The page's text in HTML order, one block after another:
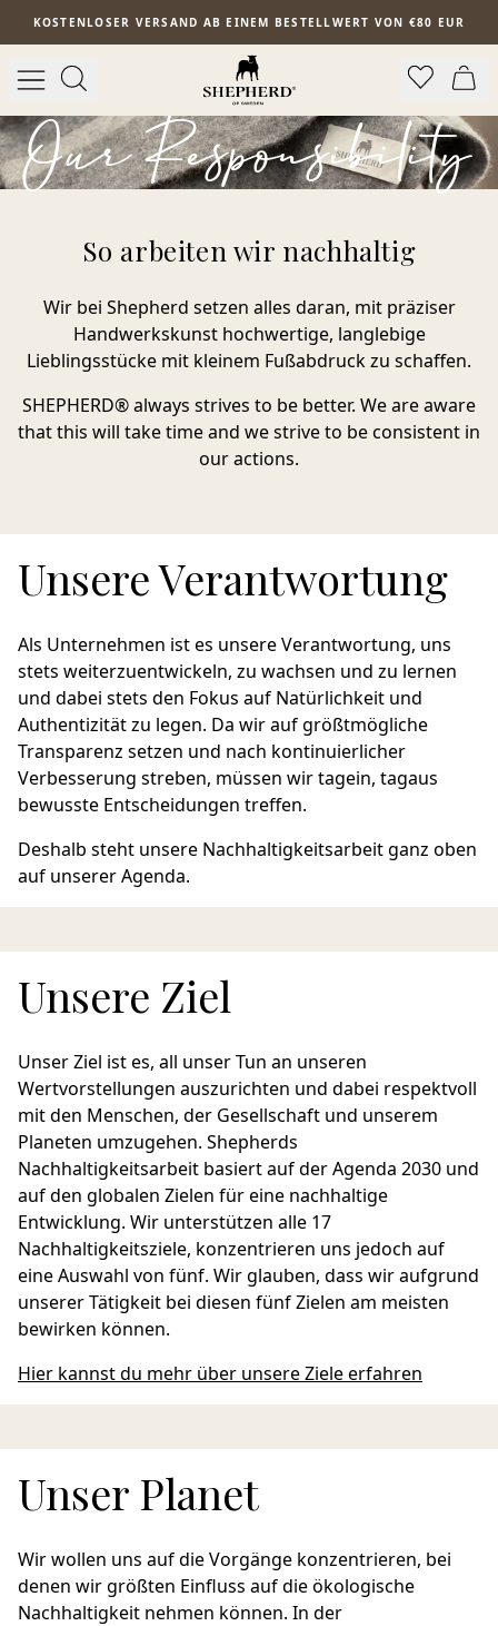
Zum Hauptinhalt springen
KOSTENLOSER VERSAND AB EINEM BESTELLWERT VON €80 EUR
Our Responsibility
So arbeiten wir nachhaltig
Wir bei Shepherd setzen alles daran, mit präziser
Handwerkskunst hochwertige, langlebige
Lieblingsstücke mit kleinem Fußabdruck zu schaffen.
SHEPHERD® always strives to be better. We are aware
that this will take time and we strive to be consistent in
our actions.
Unsere Verantwortung
Als Unternehmen ist es unsere Verantwortung, uns
stets weiterzuentwickeln, zu wachsen und zu lernen
und dabei stets den Fokus auf Natürlichkeit und
Authentizität zu legen. Da wir auf größtmögliche
Transparenz setzen und nach kontinuierlicher
Verbesserung streben, müssen wir tagein, tagaus
bewusste Entscheidungen treffen.
Deshalb steht unsere Nachhaltigkeitsarbeit ganz oben
auf unserer Agenda.
Unsere Ziel
Unser Ziel ist es, all unser Tun an unseren
Wertvorstellungen auszurichten und dabei respektvoll
mit den Menschen, der Gesellschaft und unserem
Planeten umzugehen. Shepherds
Nachhaltigkeitsarbeit basiert auf der Agenda 2030 und
auf den globalen Zielen für eine nachhaltige
Entwicklung. Wir unterstützen alle 17
Nachhaltigkeitsziele, konzentrieren uns jedoch auf
eine Auswahl von fünf. Wir glauben, dass wir aufgrund
unserer Tätigkeit bei diesen fünf Zielen am meisten
bewirken können.
Hier kannst du mehr über unsere Ziele erfahren
Unser Planet
Wir wollen uns auf die Vorgänge konzentrieren, bei
denen wir größten Einfluss auf die ökologische
Nachhaltigkeit nehmen können. In der